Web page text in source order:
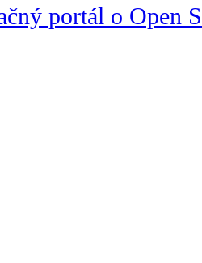
portál o Open